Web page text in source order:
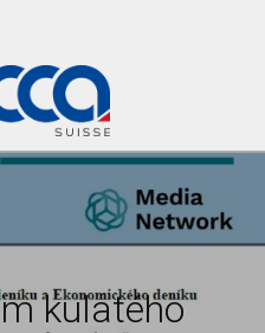
kulatého